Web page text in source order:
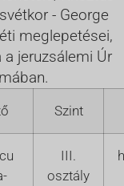
- George
meglepetései,
jeruzsálemi Úr
Szint
III.
osztály